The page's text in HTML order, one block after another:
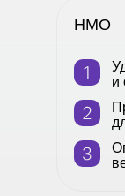
НМО
и